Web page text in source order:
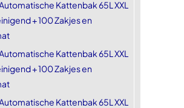
Kattenbak 65L XXL
+ 100 Zakjes en
Kattenbak 65L XXL
+ 100 Zakjes en
Kattenbak 65L XXL